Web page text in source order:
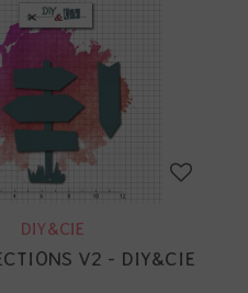
DIY&CIE
V2 - DIY&CIE